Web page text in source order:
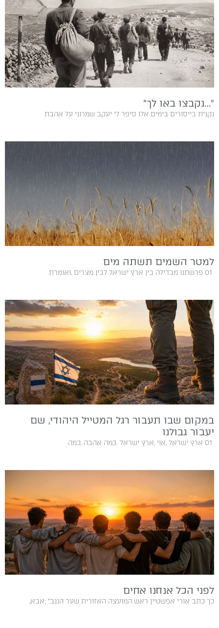
״…נקבצו באו לך״
נקנית בייסורים בימים‭ ‬אלו‭ ‬סיפר‭ ‬לי‭ ‬יעקב‭ ‬שמרוני‭ ‬על‭ ‬אהבת‭
למטר השמים תשתה מים
01‭ ‬ פרשתנו‭ ‬מבדילה‭ ‬בין‭ ‬ארץ‭ ‬ישראל‭ ‬לבין‭ ‬מצרים‭, ‬ואומרת‭
במקום שבו תעבור רגל המטייל היהודי, שם
יעבור גבולנו
01‭ ‬ ארץ‭ ‬ישראל‭, ‬אוי‭, ‬ארץ‭ ‬ישראל‭. ‬כמה‭ ‬אהבה‭, ‬כמה‭
לפני הכל אנחנו אחים
כך‭ ‬כתב‭ ‬אורי‭ ‬אפשטיין‭ ‬ראש‭ ‬המועצה‭ ‬האזורית‭ ‬שער‭ ‬הנגב‭: ‬‮"‬אבא‭,